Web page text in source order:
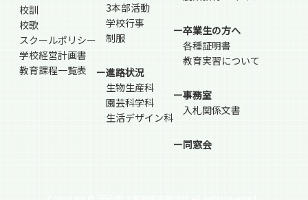
校訓
校歌
スクールポリシー
学校経営計画書
教育課程一覧表
3本部活動
学校行事
制服
ー進路状況
生物生産科
園芸科学科
生活デザイン科
ー卒業生の方へ
各種証明書
教育実習について
ー事務室
入札関係文書
ー同窓会